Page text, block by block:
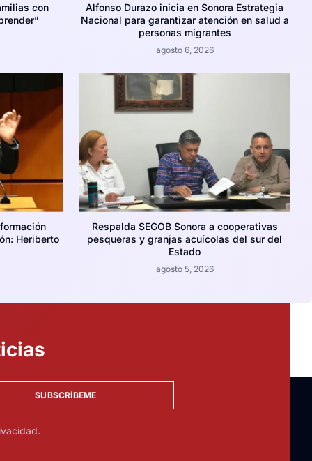
con
Alfonso Durazo inicia en Sonora Estrategia
Nacional para garantizar atención en salud a
personas migrantes
agosto 6, 2026
Heriberto
Respalda SEGOB Sonora a cooperativas
pesqueras y granjas acuícolas del sur del
Estado
agosto 5, 2026
SUBSCRÍBEME